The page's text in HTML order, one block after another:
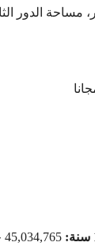
45,034,765 جنيه